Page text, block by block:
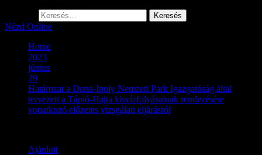
Nézd Online
Home
2023
június
29
Határozat a Duna-Ipoly Nemzeti Park Igazgatóság által
tervezett a Tápió-Hajta kisvízfolyásainak rendezésére
vonatkozó előzetes vizsgálati eljárásról
Ajánlott